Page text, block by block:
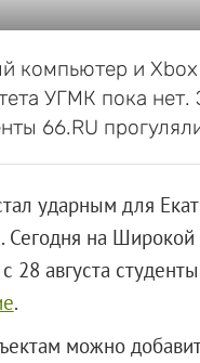
компьютер и
УГМК пока нет.
66.RU
ударным для
Сегодня на
с 28 августа
.
можно